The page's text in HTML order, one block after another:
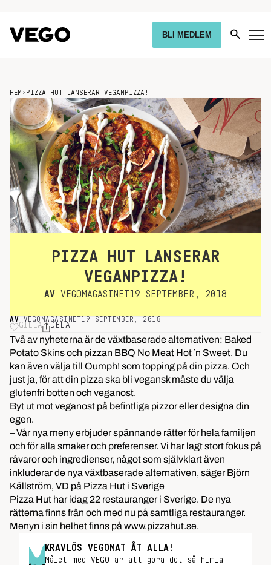
BLI MEDLEM
HEM › PIZZA HUT LANSERAR VEGANPIZZA!
PIZZA HUT LANSERAR
VEGANPIZZA!
AV VEGOMAGASINET 19 SEPTEMBER, 2018
AV VEGOMAGASINET19 SEPTEMBER, 2018
GILLA DELA
Två av nyheterna är de växtbaserade alternativen: Baked
Potato Skins och pizzan BBQ No Meat Hot ´n Sweet. Du
kan även välja till Oumph! som topping på din pizza. Och
just ja, för att din pizza ska bli vegansk måste du välja
glutenfri botten och veganost.
Byt ut mot veganost på befintliga pizzor eller designa din
egen.
– Vår nya meny erbjuder spännande rätter för hela familjen
och för alla smaker och preferenser. Vi har lagt stort fokus på
råvaror och ingredienser, något som självklart även
inkluderar de nya växtbaserade alternativen, säger Björn
Källström, VD på Pizza Hut i Sverige
Pizza Hut har idag 22 restauranger i Sverige. De nya
rätterna finns från och med nu på samtliga restauranger.
Menyn i sin helhet finns på www.pizzahut.se.
KRAVLÖS VEGOMAT ÅT ALLA!
Målet med VEGO är att göra det så himla